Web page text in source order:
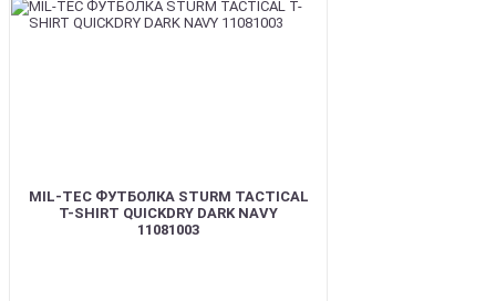
MIL-TEC ФУТБОЛКА STURM TACTICAL
T-SHIRT QUICKDRY DARK NAVY
11081003